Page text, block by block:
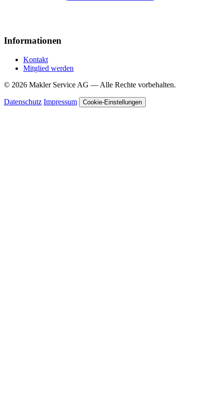
Informationen
Kontakt
Mitglied werden
© 2026 Makler Service AG — Alle Rechte vorbehalten.
Datenschutz Impressum Cookie-Einstellungen